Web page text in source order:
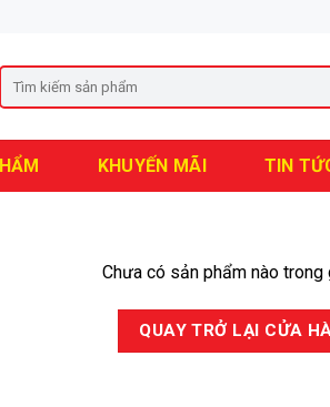
KHUYẾN MÃI TIN
Chưa có sản phẩm nào trong
QUAY TRỞ LẠI CỬA